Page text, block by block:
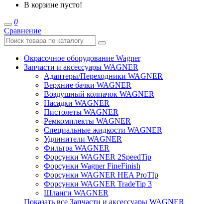
В корзине пусто!
0
Сравнение
Окрасочное оборудование Wagner
Запчасти и аксессуары WAGNER
Адаптеры/Переходники WAGNER
Верхние бачки WAGNER
Воздушный колпачок WAGNER
Насадки WAGNER
Пистолеты WAGNER
Ремкомплекты WAGNER
Специальные жидкости WAGNER
Удлинители WAGNER
Фильтра WAGNER
Форсунки WAGNER 2SpeedTip
Форсунки Wagner FineFinish
Форсунки WAGNER HEA ProTIp
Форсунки WAGNER TradeTip 3
Шланги WAGNER
Показать все Запчасти и аксессуары WAGNER